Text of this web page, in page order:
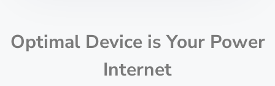
Optimal Device is Your Power
Internet